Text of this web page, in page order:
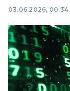
03.06.2026, 00:34